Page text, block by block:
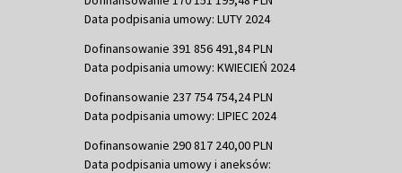
Data podpisania umowy: LUTY 2024
Dofinansowanie 391 856 491,84 PLN
Data podpisania umowy: KWIECIEŃ 2024
Dofinansowanie 237 754 754,24 PLN
Data podpisania umowy: LIPIEC 2024
Dofinansowanie 290 817 240,00 PLN
Data podpisania umowy i aneksów: